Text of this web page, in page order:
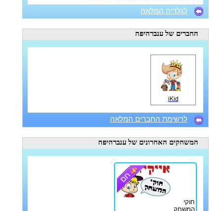
לגלריה המלאה
החברים של ענברהיפה
iKid
לרשימת החברים המלאה
המשחקים האחרונים של ענברהיפה
חוקי
המשחק